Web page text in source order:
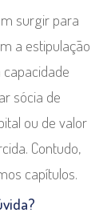
surgir para
a estipulação
sócia de
ou de valor
Contudo,
capítulos.